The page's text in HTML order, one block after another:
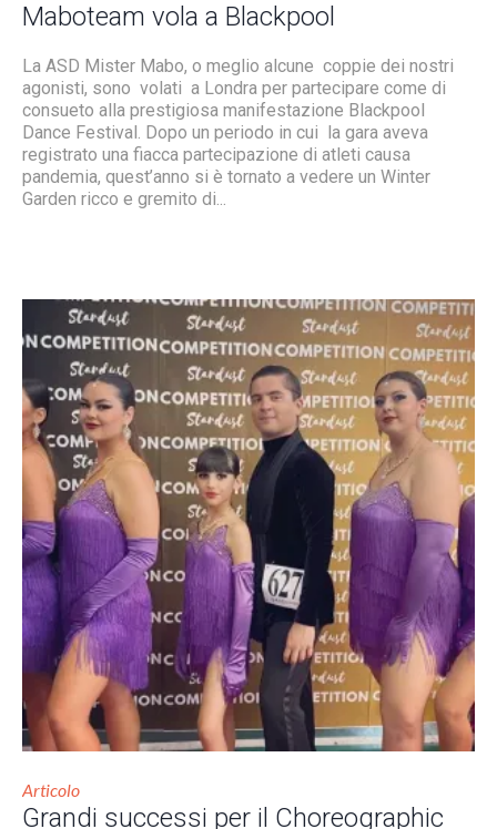
Maboteam vola a Blackpool
La ASD Mister Mabo, o meglio alcune coppie dei nostri
agonisti, sono volati a Londra per partecipare come di
consueto alla prestigiosa manifestazione Blackpool
Dance Festival. Dopo un periodo in cui la gara aveva
registrato una fiacca partecipazione di atleti causa
pandemia, quest’anno si è tornato a vedere un Winter
Garden ricco e gremito di...
Articolo
Grandi successi per il Choreographic